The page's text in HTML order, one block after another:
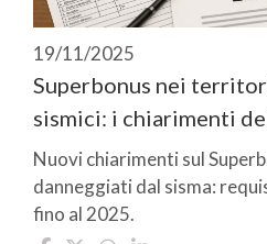
19/11/2025
Superbonus nei
sismici: i chiarimenti
Nuovi chiarimenti sul
danneggiati dal sisma:
fino al 2025.